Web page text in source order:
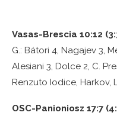
Vasas-Brescia 10:12
G.: Bátori 4, Nagajev 3,
Alesiani 3, Dolce 2, C.
Renzuto Iodice, Harkov,
OSC-Panioniosz 17:7